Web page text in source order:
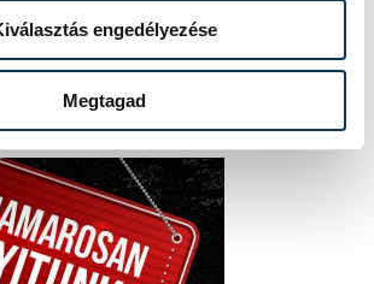
engedélyezése
Megtagad